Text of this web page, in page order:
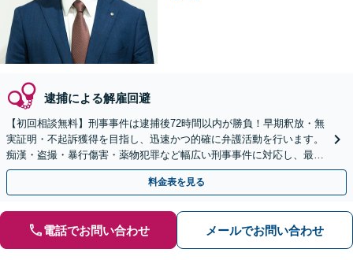
逮捕による解雇回避
【初回相談無料】刑事事件は逮捕後72時間以内が勝負！早期釈放・無
実証明・不起訴獲得を目指し、迅速かつ的確に弁護活動を行います。
痴漢・盗撮・暴行傷害・薬物犯罪など幅広い刑事事件に対応し、最善
の解決を目指します【都庁前駅直結】【複数拠点あり】
料金表を見る
電話でお問い合わせ メールでお問い合わせ